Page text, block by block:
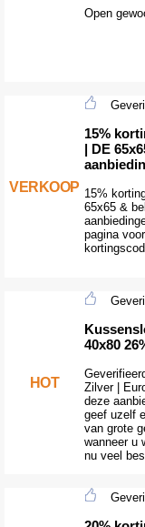
Open
VERKOOP
15%
| DE
15%
65x65 &
pagina
HOT
40x80
Zilver |
deze
geef uzelf
van grote
wanneer u
nu veel